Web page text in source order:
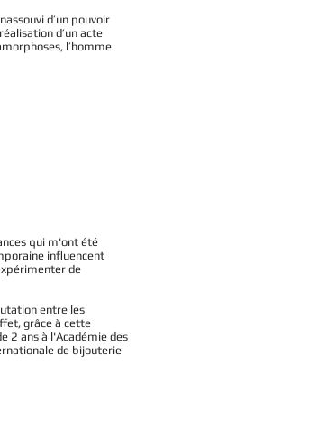
d’un pouvoir
d’un acte
l’homme
qui m'ont été
influencent
de
entre les
grâce à cette
2 ans à l'Académie des
de bijouterie